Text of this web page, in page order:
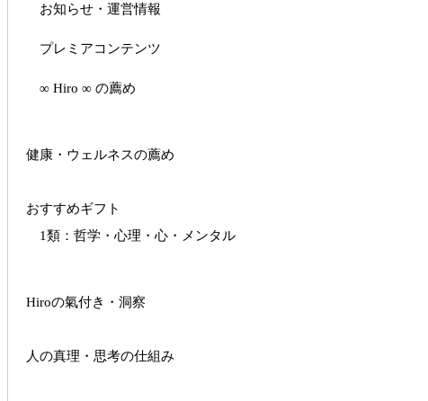
お知らせ・運営情報
プレミアコンテンツ
∞ Hiro ∞ の薦め
健康・ウェルネスの薦め
おすすめギフト
1類：哲学・心理・心・メンタル
Hiroの氣付き・洞察
人の真理・思考の仕組み